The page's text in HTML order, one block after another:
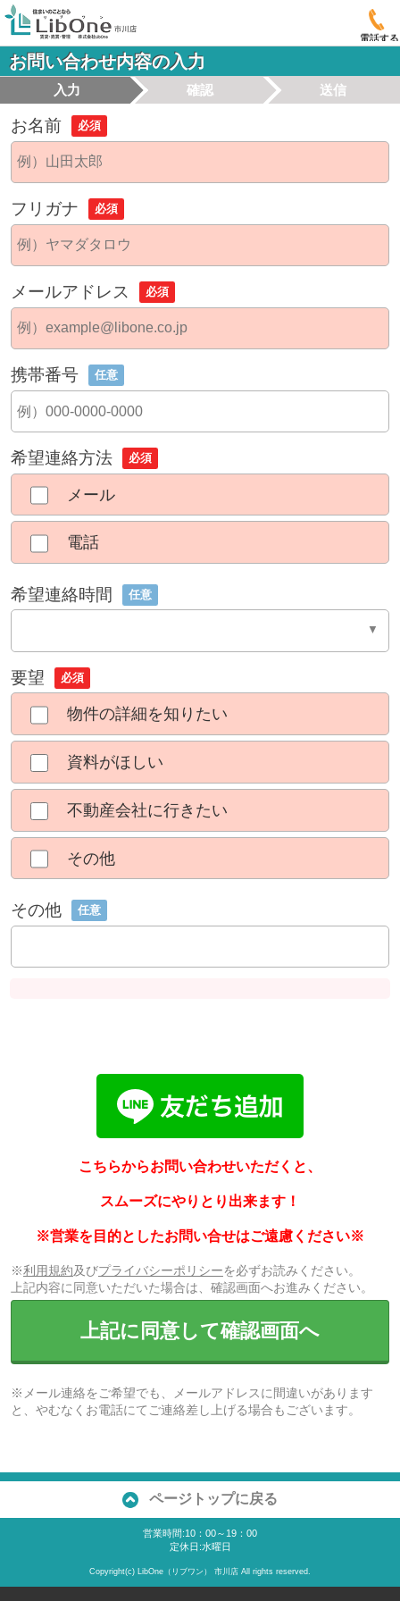
電話する
お問い合わせ内容の入力
入力 確認 送信
お名前 必須
フリガナ 必須
メールアドレス 必須
携帯番号 任意
希望連絡方法 必須
メール
電話
希望連絡時間 任意
要望 必須
物件の詳細を知りたい
資料がほしい
不動産会社に行きたい
その他
その他 任意
こちらからお問い合わせいただくと、
スムーズにやりとり出来ます！
※営業を目的としたお問い合せはご遠慮ください※
※利用規約及びプライバシーポリシーを必ずお読みください。
上記内容に同意いただいた場合は、確認画面へお進みください。
上記に同意して確認画面へ
※メール連絡をご希望でも、メールアドレスに間違いがあります
と、やむなくお電話にてご連絡差し上げる場合もございます。
ページトップに戻る
営業時間:10：00～19：00
定休日:水曜日
Copyright(c) LibOne（リブワン） 市川店 All rights reserved.